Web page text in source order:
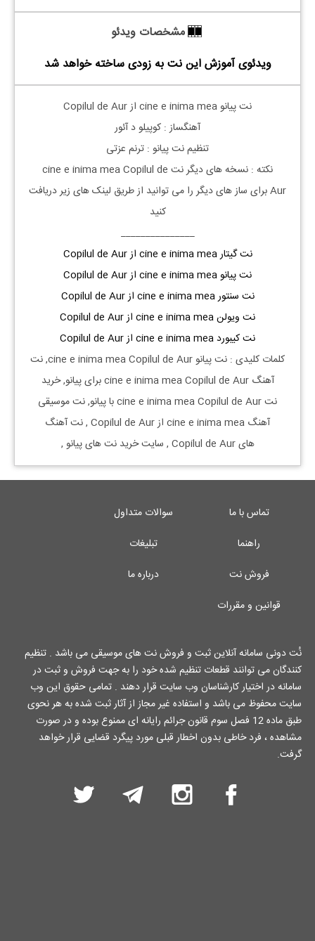
مشخصات ویدئو
ویدئوی آموزش این نت به زودی ساخته خواهد شد
نتپیانوcine e inima mea از Copilul de Aur
آهنگساز : کوپیلو د آئور
تنظیم نتپیانو : ترنم عزتی
نکته : نسخه های دیگر نت Copilul de
Aurبرای ساز های دیگر را می توانید از طریق لینک های زیر دریافت
کنید
_______________
نت گیتار cine e inima mea از Copilul de Aur
نت پیانو cine e inima mea از Copilul de Aur
نت سنتور cine e inima mea از Copilul de Aur
نت ویولن cine e inima mea از Copilul de Aur
نت کیبورد cine e inima mea از Copilul de Aur
کلمات کلیدی : نتپیانو
Copilul de Aur, نت
آهنگ cine e inima mea
Copilul de Aur برایپیانو, خرید
نتCopilul de Aur باپیانو, نت موسیقی
آهنگ
ازCopilul de Aur , نت آهنگ
هایCopilul de Aur , سایت خرید نت هایپیانو ,
تماس با ما
سوالات متداول
راهنما
تبلیغات
فروش نت
درباره ما
قوانین و مقررات
نُت دونی سامانه آنلاین ثبت و فروش نت های موسیقی می باشد . تنظیم
کنندگان می توانند قطعات تنظیم شده خود را به جهت فروش و ثبت در
سامانه در اختیار کارشناسان وب سایت قرار دهند . تمامی حقوق این وب
سایت محفوظ می باشد و استفاده غیر مجاز از آثار ثبت شده به هر نحوی
طبق ماده 12 فصل سوم قانون جرائم رایانه ای ممنوع بوده و در صورت
مشاهده ، فرد خاطی بدون اخطار قبلی مورد پیگرد قضایی قرار خواهد
گرفت.